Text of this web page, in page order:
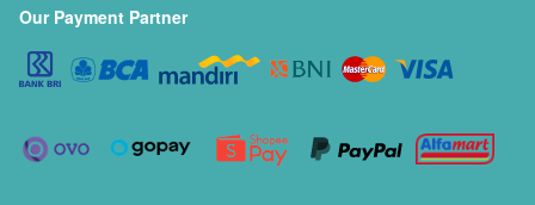
Our Payment Partner